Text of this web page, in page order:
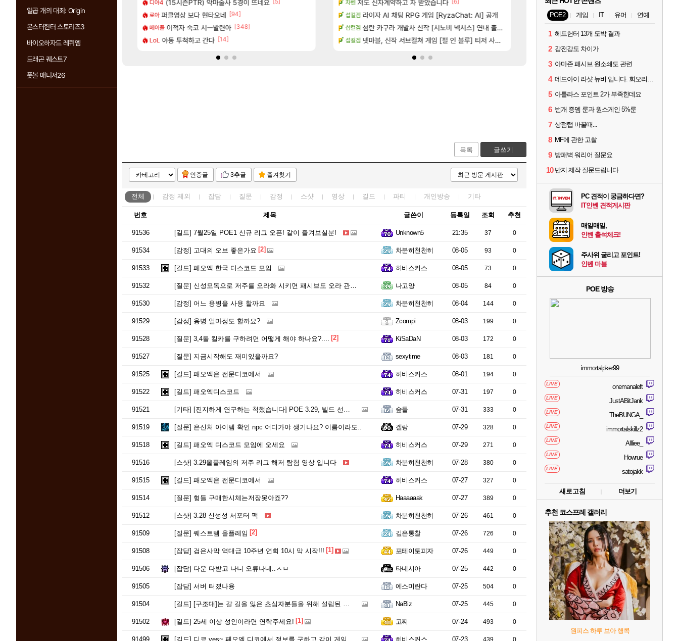
일곱 개의 대죄: Origin
몬스터헌터 스토리즈3
바이오하자드 레퀴엠
드래곤 퀘스트7
풋볼 매니저26
본 시점 민심 췤 [79]
능 불가능? [12]
인 40%글 존나 긁히네 씨발
디아4 (15시즌PTR) 악마술사 5경이 뜨네요
로아 퍼클영상 보다 현타오네 [94]
메이플 이적자 숙코 시ㅡ발련아 [348]
LoL 야동 투척하고 간다 [14]
로아 100:8 보다 효율이 좋은 상향된 아제나 ㄷㄷ
메이플 빵값 문의 후기 [83]
메이플 우리 나라의 주적은?? [137]
로아 벨가 하드 찐 투력컷 [36]
벨가르딘 나이트메어 TOP 10 직업별 분포
벨가르딘 맛본 시점 민심 췤
[79]
2판 ‘몬헌 와일즈’, 30~40fps 목표 추정
트 때는 로비에 온라인 기능이 있는데
브 리인카네이션 오픈 트레일러
아스오라 「에린」 컨셉 포스터 공개
비스트 쿠를 먼저 보내서 기습하는 법
비스트 비스트 오브 리인카네이션 정보/공략글 모음
리싱크드 리싱크드 1.06 패치노트 (8/5)
차벤 저도 신차계약하고 차 받았습니다
섭컬겜 라이자 AI 채팅 RPG 게임 [RyzaChat: AI] 공개
섭컬겜 섬란 카구라 개발사 신작 [시노비 넥서스] 연내 출시 예정
섭컬겜 넷마블, 신작 서브컬쳐 게임 [펄 인 블루] 티저 사이트 오픈
아주프로 4컷 만화 | 야간 보초는 너무 힘들어
해외겜 스위치2판 ‘몬헌 와일즈’, 30~40fps 목표 추
목록 글쓰기
인증글 3추글 즐겨찾기
전체 감정 제외 잡담 질문 감정 스샷 영상 길드 파티 개인방송 기타
번호 제목 글쓴이 등록일 조회 추천
91536 [길드] 7월25일 POE1 신규 리그 오픈! 같이 즐겨보실분! Unknown5 21:35 37 0
91534 [감정] 고대의 오브 좋은가요 [2] 차분히천천히 08-05 93 0
91533 [길드] 페오엑 한국 디스코드 모임 히비스커스 08-05 73 0
91532 [질문] 신성모독으로 저주를 오라화 시키면 패시브도 오라 관련으로 찍어야 하나요? 나고양 08-05 84 0
91530 [감정] 어느 용병을 사용 할까요 차분히천천히 08-04 144 0
91529 [감정] 용병 얼마정도 할까요? Zcompi 08-03 199 0
91528 [질문] 3,4돌 킬카를 구하려면 어떻게 해야 하나요?.... [2] KiSaDaN 08-03 172 0
91527 [질문] 지금시작해도 재미있을까요? sexytime 08-03 181 0
91525 [길드] 패오엑은 전문디코에서 히비스커스 08-01 194 0
91522 [길드] 패오엑디스코드 히비스커스 07-31 197 0
91521 [기타] [진지하게 연구하는 척했습니다] POE 3.29, 빌드 선택은 언제 비슷해질까? 숲들 07-31 333 0
91519 [질문] 은신처 아이템 확인 npc 어디가야 생기나요? 이름이라도.. 겔랑 07-29 328 0
91518 [길드] 패오엑 디스코드 모임에 오세요 히비스커스 07-29 271 0
91516 [스샷] 3.29올플레임의 저주 리그 해저 탐험 영상 입니다 차분히천천히 07-28 380 0
91515 [길드] 패오엑은 전문디코에서 히비스커스 07-27 327 0
91514 [질문] 형들 구매한시체는저장못아죠?? Haaaaaak 07-27 389 0
91512 [스샷] 3.28 신성성 서포터 팩 차분히천천히 07-26 461 0
91509 [질문] 퀘스트템 올플레임 [2] 깊은통찰 07-26 726 0
91508 [잡담] 검은사막 역대급 10주년 연회 10시 막 시작!!! [1] 포테이토피자 07-26 449 0
91506 [잡담] 다운 다받고 나니 오류나네..ㅅㅂ 타네시아 07-25 442 0
91505 [잡담] 서버 터졌나용 에스미란다 07-25 504 0
91504 [길드] [구조대]는 갈 길을 잃은 초심자분들을 위해 설립된 초심자 전용 밀착 케어 길드입니다. NaBiz 07-25 445 0
91502 [길드] 25세 이상 성인이라면 연락주세요! [1] 고찌 07-24 493 0
91499 [길드] 디코 yes~ 페오엑 디코에서 정보를 구하고 같이 게임해요 히비스커스 07-23 439 0
POE2 게임 IT 유머 연예
1 헤드헌터 13개 도박 결과
2 감전강도 차이가
3 아마존 패시브 원소쇄도 관련
4 데드아이 라샷 뉴비 입니다. 회오리사격은 왜 쓰는건가요?
5 아틀라스 포인트 2가 부족한데요
6 번개 증뎀 룬과 원소게인 5%룬
7 상점탭 바꿀때...
8 MF에 관한 고찰
9 방패벽 워리어 질문요
10 반지 제작 질문드립니다
PC 견적이 궁금하다면?
IT인벤 견적게시판
매일매일,
인벤 출석체크!
주사위 굴리고 포인트!
인벤 마블
POE 방송
immortalpker99
LIVE onemanaleft
LIVE JustABitJank
LIVE TheBUNGA_
LIVE immortalskillz2
LIVE Allliee_
LIVE Howrue
LIVE satojakk
새로고침 더보기
추천 코스프레 갤러리
원피스 하루 보아 행콕